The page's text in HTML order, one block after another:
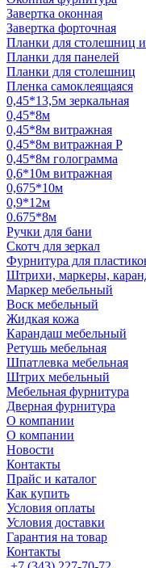
Завертка оконная
Завертка форточная
Планки для столешниц
Планки для панелей
Планки для столешниц
Пленка самоклеящаяся
0,45*13,5м зеркальная
0,45*8м
0,45*8м витражная
0,45*8м витражная Р
0,45*8м голограмма
0,6*10м витражная
0,675*10м
0,9*12м
0.675*8м
Ручки для бани
Скотч для зеркал
Фурнитура для
Штрихи, маркеры,
Маркер мебельный
Воск мебельный
Жидкая кожа
Карандаш мебельный
Ретушь мебельная
Шпатлевка мебельная
Штрих мебельный
Мебельная фурнитура
Дверная фурнитура
О компании
О компании
Новости
Контакты
Прайс и каталог
Как купить
Условия оплаты
Условия доставки
Гарантия на товар
Контакты